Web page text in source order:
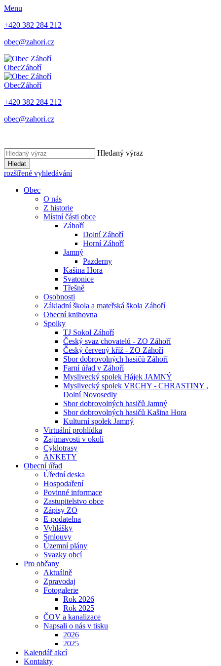
Menu
+420 382 284 212
obec@zahori.cz
ObecZáhoří
ObecZáhoří
+420 382 284 212
obec@zahori.cz
Hledaný výraz
Hledat
rozšířené vyhledávání
Obec
O nás
Z historie
Místní části obce
Záhoří
Dolní Záhoří
Horní Záhoří
Jamný
Pazderny
Kašina Hora
Svatonice
Třešně
Osobnosti
Základní škola a mateřská škola Záhoří
Obecní knihovna
Spolky
TJ Sokol Záhoří
Český svaz chovatelů - ZO Záhoří
Český červený kříž - ZO Záhoří
Sbor dobrovolných hasičů Záhoří
Farní úřad v Záhoří
Myslivecký spolek Hájek JAMNÝ
Myslivecký spolek VRCHY - CHRASTINY ,
Dolní Novosedly
Sbor dobrovolných hasičů Jamný
Sbor dobrovolných hasičů Kašina Hora
Kulturní spolek Jamný
Virtuální prohlídka
Zajímavosti v okolí
Cyklotrasy
ANKETY
Obecní úřad
Úřední deska
Hospodaření
Povinné informace
Zastupitelstvo obce
Zápisy ZO
E-podatelna
Vyhlášky
Smlouvy
Územní plány
Svazky obcí
Pro občany
Aktuálně
Zpravodaj
Fotogalerie
Rok 2026
Rok 2025
ČOV a kanalizace
Napsali o nás v tisku
2026
2025
Kalendář akcí
Kontakty